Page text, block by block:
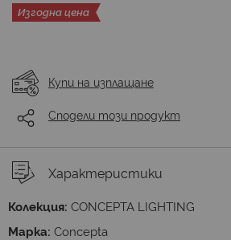
Изгодна цена
Купи на изплащане
Сподели този продукт
Характеристики
Колекция: CONCEPTA LIGHTING
Марка: Concepta